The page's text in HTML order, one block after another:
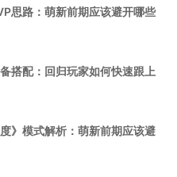
思路：萌新前期应该避开哪些
备搭配：回归玩家如何快速跟上
度》模式解析：萌新前期应该避